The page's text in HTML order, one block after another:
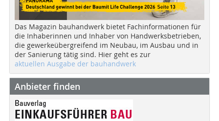
Das Magazin bauhandwerk bietet Fachinformationen für
die Inhaberinnen und Inhaber von Handwerksbetrieben,
die gewerkeübergreifend im Neubau, im Ausbau und in
der Sanierung tätig sind. Hier geht es zur
aktuellen Ausgabe der bauhandwerk
Anbieter finden